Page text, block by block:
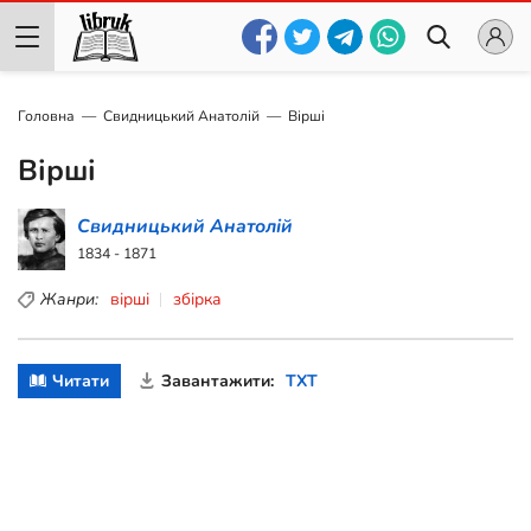
Головна Свидницький Анатолій Вірші
Вірші
Свидницький Анатолій
1834 - 1871
Жанри: вірші збірка
Читати Завантажити: TXT